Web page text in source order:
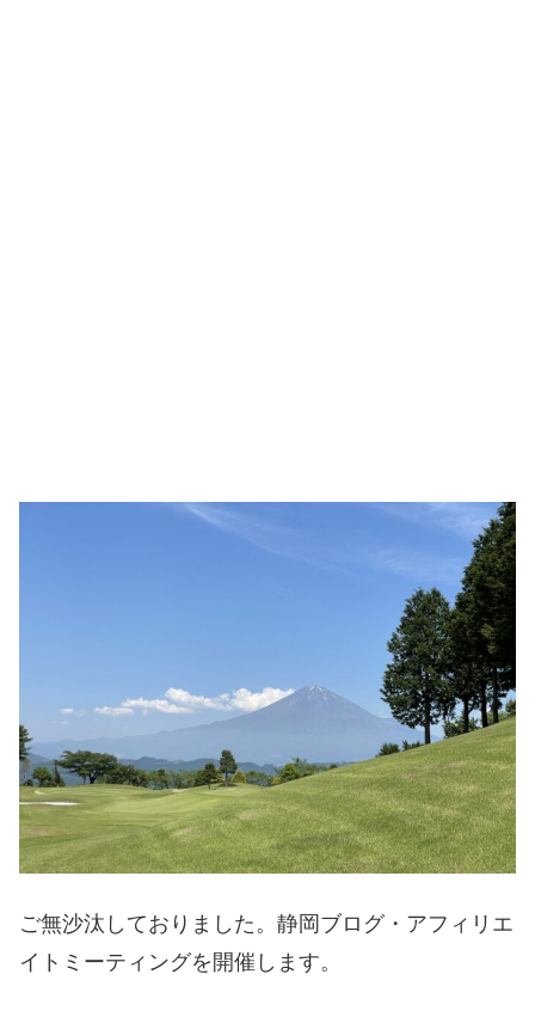
ご無沙汰しておりました。静岡ブログ・アフィリエ
イトミーティングを開催します。